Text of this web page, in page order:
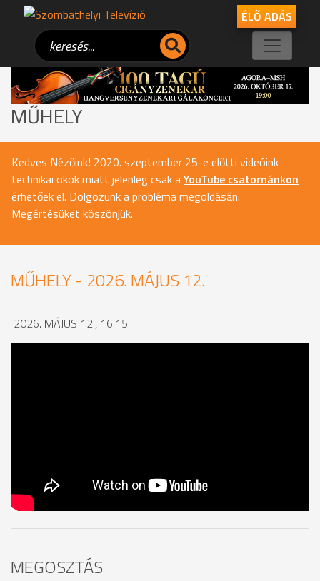
ÉLŐ ADÁS
MŰHELY
Kedves Nézőink! 2020. szeptember 25-e előtti videóink
technikai okok miatt jelenleg csak aYouTube csatornánkon
érhetőek el. Dolgozunk a probléma megoldásán.
Megértésüket köszönjük.
MŰHELY - 2026. MÁJUS 12.
2026. MÁJUS 12., 16:15
MEGOSZTÁS